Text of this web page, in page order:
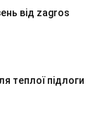
від zagros
теплої підлоги